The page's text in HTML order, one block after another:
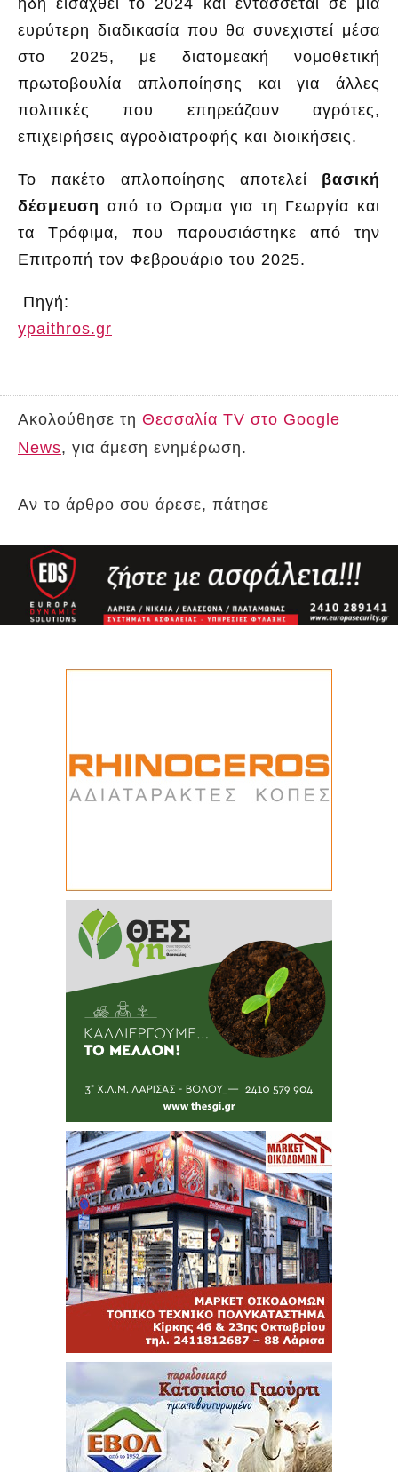
ευρύτερη διαδικασία που θα συνεχιστεί μέσα
στο 2025, με διατομεακή νομοθετική
πρωτοβουλία απλοποίησης και για άλλες
πολιτικές που επηρεάζουν αγρότες,
επιχειρήσεις αγροδιατροφής και διοικήσεις.
Το πακέτο απλοποίησης αποτελεί βασική
δέσμευση από το Όραμα για τη Γεωργία και
τα Τρόφιμα, που παρουσιάστηκε από την
Επιτροπή τον Φεβρουάριο του 2025.
Πηγή:
ypaithros.gr
Ακολούθησε τη Θεσσαλία TV στο Google
News, για άμεση ενημέρωση.
Αν το άρθρο σου άρεσε, πάτησε